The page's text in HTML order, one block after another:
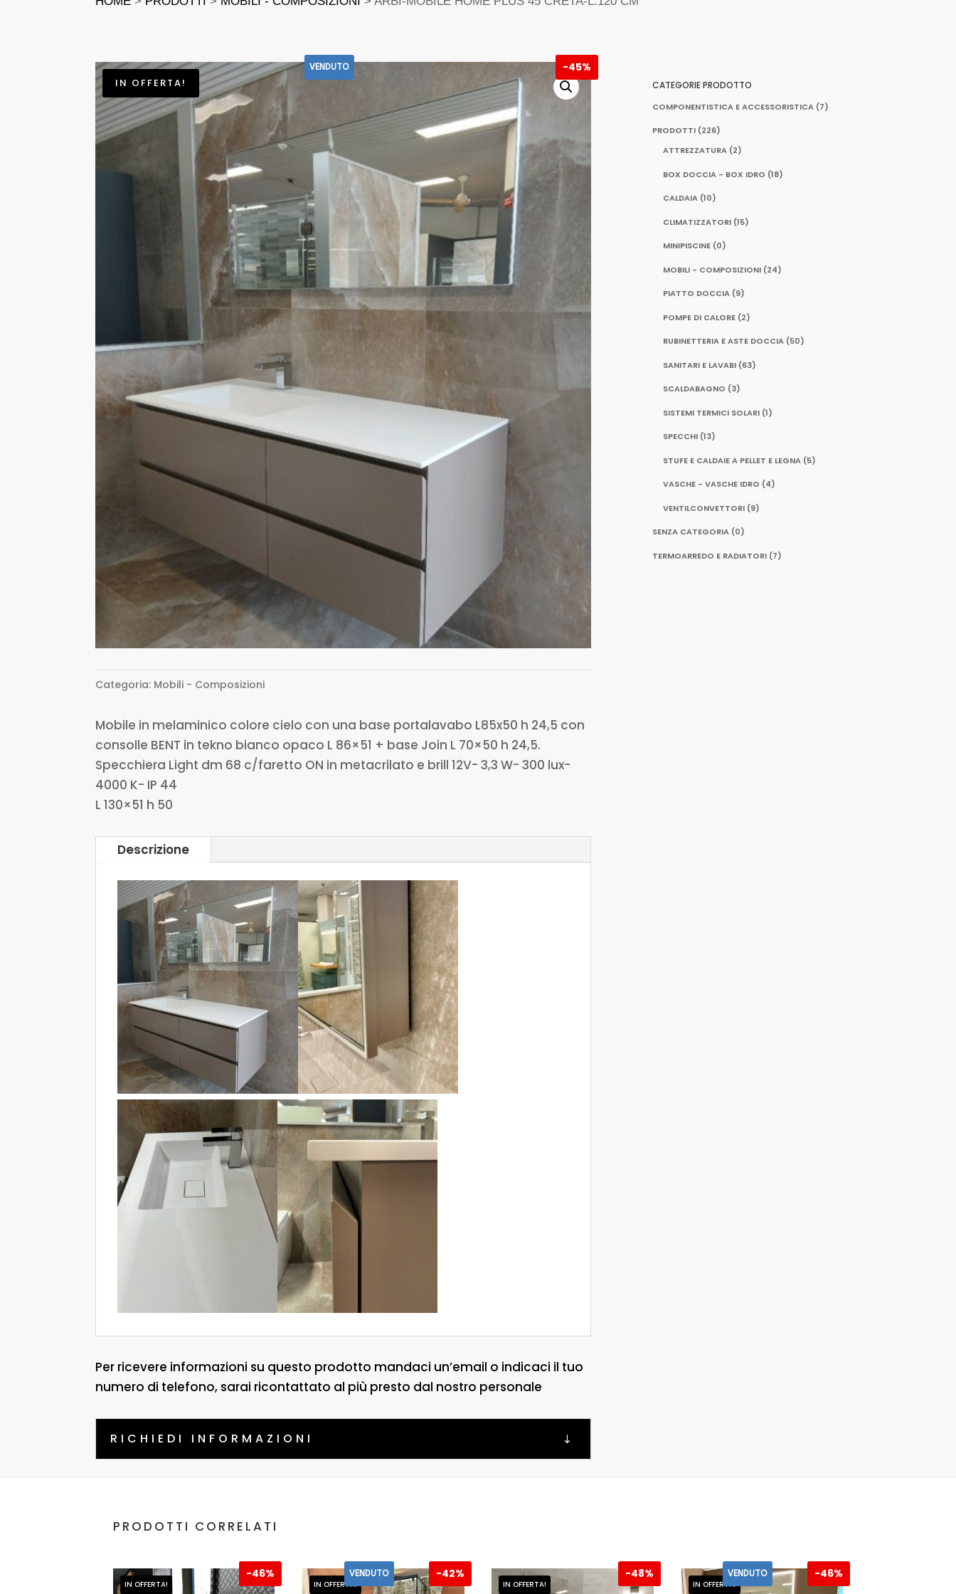
IN OFFERTA!
-45%
VENDUTO
Categoria: Mobili - Composizioni
Mobile in melaminico colore cielo con una base portalavabo L85x50 h 24,5 con
consolle BENT in tekno bianco opaco L 86×51 + base Join L 70×50 h 24,5.
Specchiera Light dm 68 c/faretto ON in metacrilato e brill 12V- 3,3 W- 300 lux-
4000 K- IP 44
L 130×51 h 50
Descrizione
Per ricevere informazioni su questo prodotto mandaci un’email o indicaci il tuo
numero di telefono, sarai ricontattato al più presto dal nostro personale
RICHIEDI INFORMAZIONI
CATEGORIE PRODOTTO
COMPONENTISTICA E ACCESSORISTICA (7)
PRODOTTI (226)
ATTREZZATURA (2)
BOX DOCCIA - BOX IDRO (18)
CALDAIA (10)
CLIMATIZZATORI (15)
MINIPISCINE (0)
MOBILI - COMPOSIZIONI (24)
PIATTO DOCCIA (9)
POMPE DI CALORE (2)
RUBINETTERIA E ASTE DOCCIA (50)
SANITARI E LAVABI (63)
SCALDABAGNO (3)
SISTEMI TERMICI SOLARI (1)
SPECCHI (13)
STUFE E CALDAIE A PELLET E LEGNA (5)
VASCHE - VASCHE IDRO (4)
VENTILCONVETTORI (9)
SENZA CATEGORIA (0)
TERMOARREDO E RADIATORI (7)
PRODOTTI CORRELATI
IN OFFERTA!
-46%
IN OFFERTA!
-42%
VENDUTO
IN OFFERTA!
-48%
IN OFFERTA!
-46%
VENDUTO